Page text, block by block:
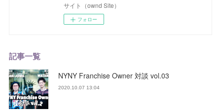
サイト（ownd Site）
フォロー
記事一覧
NYNY Franchise Owner 対談 vol.03
2020.10.07 13:04